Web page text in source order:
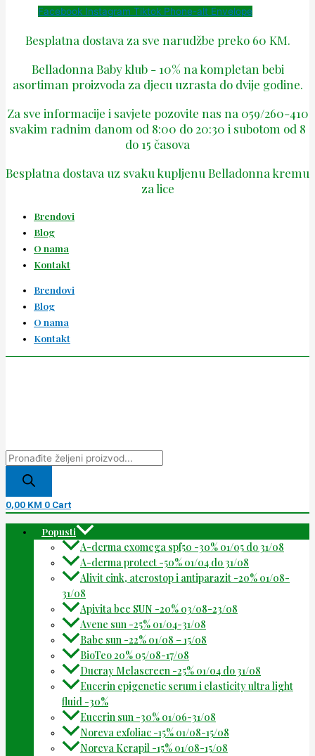
Facebook Instagram Tiktok Phone-alt Envelope
Besplatna dostava za sve narudžbe preko 60 KM.
Belladonna Baby klub - 10% na kompletan bebi
asortiman proizvoda za djecu uzrasta do dvije godine.
Za sve informacije i savjete pozovite nas na 059/260-410
svakim radnim danom od 8:00 do 20:30 i subotom od 8
do 15 časova
Besplatna dostava uz svaku kupljenu Belladonna kremu
za lice
Brendovi
Blog
O nama
Kontakt
Brendovi
Blog
O nama
Kontakt
0,00 KM 0 Cart
Popusti
A-derma exomega spf50 -30% 01/05 do 31/08
A-derma protect -50% 01/04 do 31/08
Alivit cink, aterostop i antiparazit -20% 01/08-
31/08
Apivita bee SUN -20% 03/08-23/08
Avene sun -25% 01/04-31/08
Babe sun -22% 01/08 – 15/08
BioTeo 20% 05/08-17/08
Ducray Melascreen -25% 01/04 do 31/08
Eucerin epigenetic serum i elasticity ultra light
fluid -30%
Eucerin sun -30% 01/06-31/08
Noreva exfoliac -15% 01/08-15/08
Noreva Kerapil -15% 01/08-15/08